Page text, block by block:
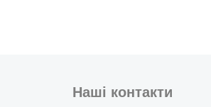
Наші контакти